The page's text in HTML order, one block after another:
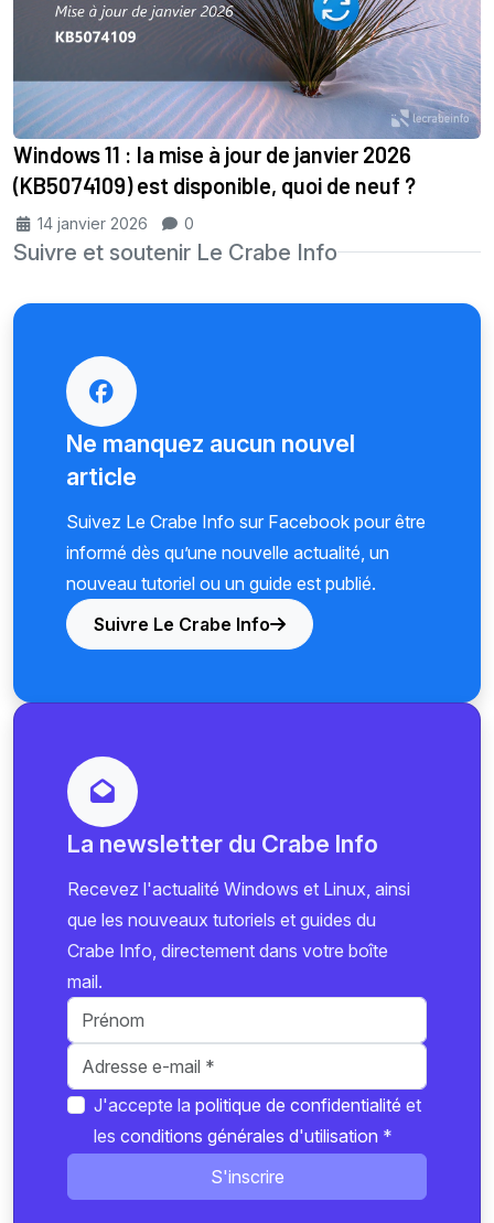
Windows 11 : la mise à jour de janvier 2026
(KB5074109) est disponible, quoi de neuf ?
14 janvier 2026 0
Suivre et soutenir Le Crabe Info
Ne manquez aucun nouvel
article
Suivez Le Crabe Info sur Facebook pour être
informé dès qu’une nouvelle actualité, un
nouveau tutoriel ou un guide est publié.
Suivre Le Crabe Info
La newsletter du Crabe Info
Recevez l'actualité Windows et Linux, ainsi
que les nouveaux tutoriels et guides du
Crabe Info, directement dans votre boîte
mail.
J'accepte la politique de confidentialité et
les conditions générales d'utilisation *
S'inscrire